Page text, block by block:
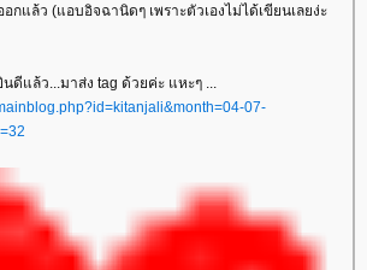
แล้ว (แอบอิจฉานิดๆ เพราะตัวเองไม่ได้เขียนเลยง่ะ
แล้ว...มาส่ง tag ด้วยค่ะ แหะๆ ...
07-